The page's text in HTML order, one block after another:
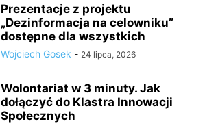
Prezentacje z projektu
„Dezinformacja na celowniku”
dostępne dla wszystkich
Wojciech Gosek - 24 lipca, 2026
Wolontariat w 3 minuty. Jak
dołączyć do Klastra Innowacji
Społecznych